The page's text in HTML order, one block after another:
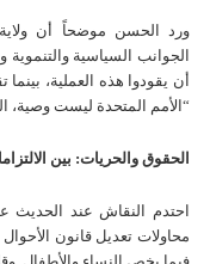
ورد الحسن موضحاً أن ولاية
الجوانب السياسية
أن يقودوا هذه العملية،
“الأمم المتحدة ليست وصية،
الحقوق والحريات: بين
احتدم النقاش عند الحديث
محاولات تعديل قانون